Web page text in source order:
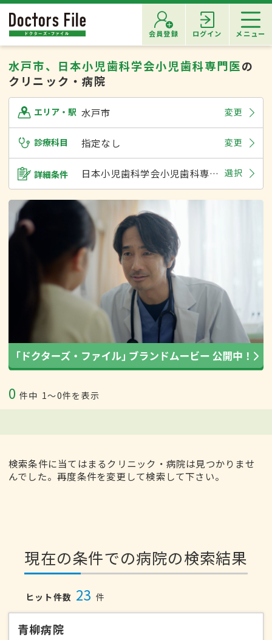
会員登録 ログイン メニュー
水戸市、日本小児歯科学会小児歯科専門医の
クリニック・病院
エリア・駅 水戸市 変更
診療科目 指定なし 変更
詳細条件 日本小児歯科学会小児歯科専門医 選択
0 件中 1〜0件を表示
検索条件に当てはまるクリニック・病院は見つかりませ
んでした。再度条件を変更して検索して下さい。
現在の条件での病院の検索結果
ヒット件数 23 件
青柳病院